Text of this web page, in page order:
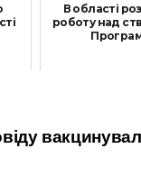
В області
роботу над